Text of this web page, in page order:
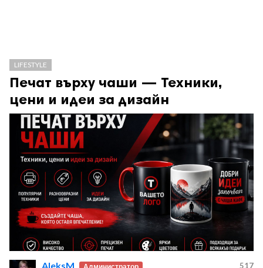
LIFESTYLE
Печат върху чаши — Техники,
цени и идеи за дизайн
AleksM
517